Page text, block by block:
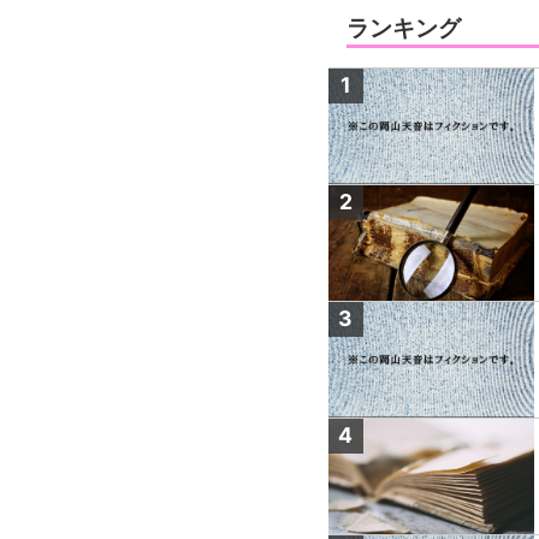
ランキング
1
2
3
4